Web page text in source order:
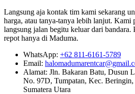
Langsung aja kontak tim kami sekarang
harga, atau tanya-tanya lebih lanjut. Kami
langsung jalan begitu keluar dari bandara.
repot hanya di Maduma.
WhatsApp: +62 811-6161-5789
Email:
Alamat: Jln. Bakaran Batu, Dusun
No. 97D, Tumpatan, Kec.
Sumatera Utara